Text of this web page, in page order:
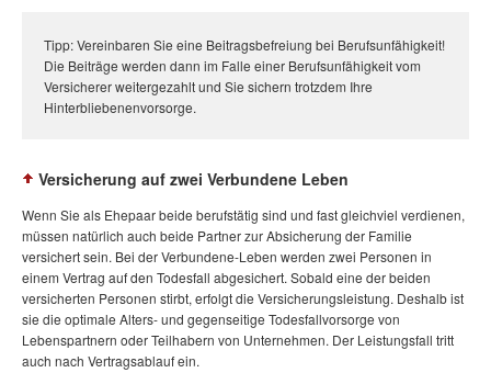
Tipp: Vereinbaren Sie eine Beitragsbefreiung bei Berufsunfähigkeit!
Die Beiträge werden dann im Falle einer Berufsunfähigkeit vom
Versicherer weitergezahlt und Sie sichern trotzdem Ihre
Hinterbliebenenvorsorge.
Versicherung auf zwei Verbundene Leben
Wenn Sie als Ehepaar beide berufstätig sind und fast gleichviel verdienen,
müssen natürlich auch beide Partner zur Absicherung der Familie
versichert sein. Bei der Verbundene-Leben werden zwei Personen in
einem Vertrag auf den Todesfall abgesichert. Sobald eine der beiden
versicherten Personen stirbt, erfolgt die Versicherungsleistung. Deshalb ist
sie die optimale Alters- und gegenseitige Todesfallvorsorge von
Lebenspartnern oder Teilhabern von Unternehmen. Der Leistungsfall tritt
auch nach Vertragsablauf ein.